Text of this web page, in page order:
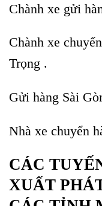
Chành xe gửi
Chành xe
Trọng .
Gửi hàng Sài
Nhà xe chuyển
CÁC
XUẤT